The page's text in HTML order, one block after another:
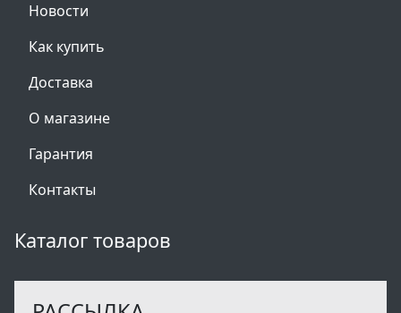
Новости
Как купить
Доставка
О магазине
Гарантия
Контакты
Каталог товаров